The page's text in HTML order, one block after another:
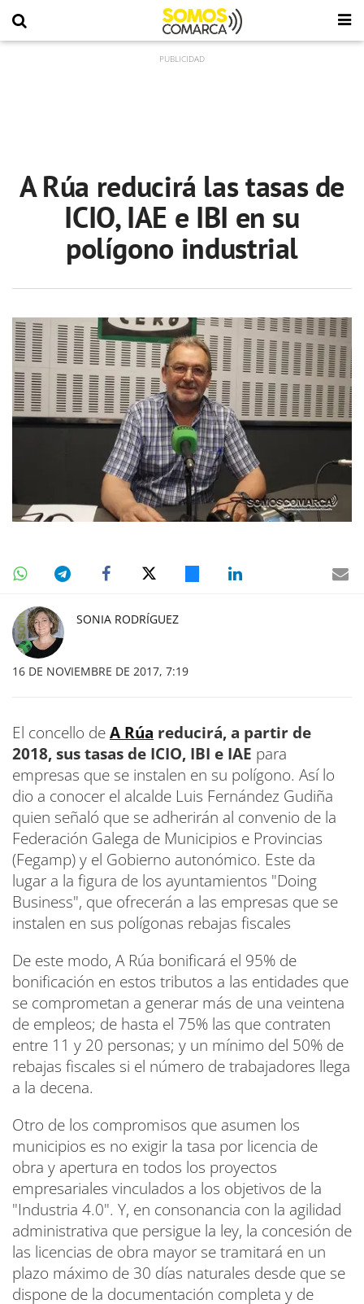
A Rúa reducirá las tasas de
ICIO, IAE e IBI en su
polígono industrial
SONIA RODRÍGUEZ
16 DE NOVIEMBRE DE 2017, 7:19
El concello deA Rúa reducirá, a partir de
2018, sus tasas de ICIO, IBI e IAE para
empresas que se instalen en su polígono. Así lo
dio a conocer el alcalde Luis Fernández Gudiña
quien señaló que se adherirán al convenio de la
Federación Galega de Municipios e Provincias
(Fegamp) y el Gobierno autonómico. Este da
lugar a la figura de los ayuntamientos "Doing
Business", que ofrecerán a las empresas que se
instalen en sus polígonas rebajas fiscales
De este modo, A Rúa bonificará el 95% de
bonificación en estos tributos a las entidades que
se comprometan a generar más de una veintena
de empleos; de hasta el 75% las que contraten
entre 11 y 20 personas; y un mínimo del 50% de
rebajas fiscales si el número de trabajadores llega
a la decena.
Otro de los compromisos que asumen los
municipios es no exigir la tasa por licencia de
obra y apertura en todos los proyectos
empresariales vinculados a los objetivos de la
"Industria 4.0". Y, en consonancia con la agilidad
administrativa que persigue la ley, la concesión de
las licencias de obra mayor se tramitará en un
plazo máximo de 30 días naturales desde que se
dispone de la documentación completa y de